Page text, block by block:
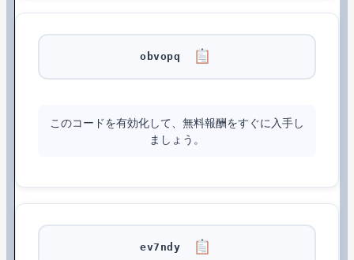
obvopq
このコードを有効化して、無料報酬をすぐに入手し
ましょう。
ev7ndy